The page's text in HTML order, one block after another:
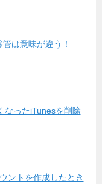
は意味が違う！
なったiTunesを削除
ントを作成したとき